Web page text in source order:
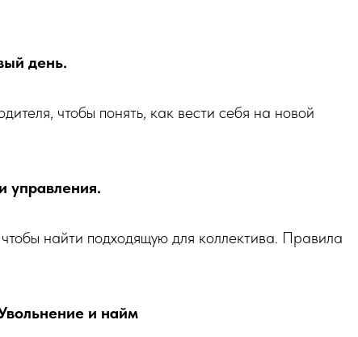
день.
чтобы понять, как вести себя на новой
управления.
найти подходящую для коллектива. Правила
и найм